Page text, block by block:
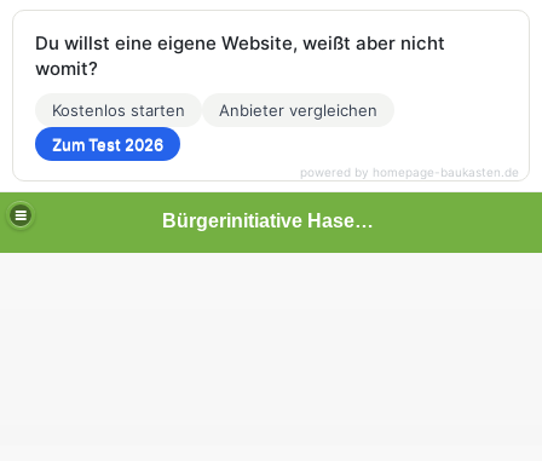
Bürgerinitiative Hasenthal
Du willst eine eigene Website, weißt aber nicht
womit?
Kostenlos starten
Anbieter vergleichen
Zum Test 2026
powered by homepage-baukasten.de